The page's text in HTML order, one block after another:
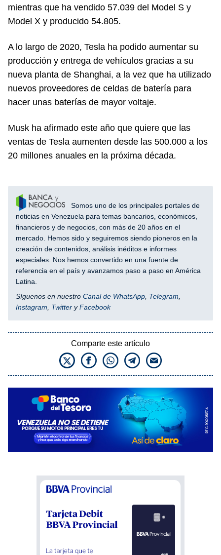
mientras que ha vendido 57.039 del Model S y
Model X y producido 54.805.
A lo largo de 2020, Tesla ha podido aumentar su
producción y entrega de vehículos gracias a su
nueva planta de Shanghai, a la vez que ha utilizado
nuevos proveedores de celdas de batería para
hacer unas baterías de mayor voltaje.
Musk ha afirmado este año que quiere que las
ventas de Tesla aumenten desde las 500.000 a los
20 millones anuales en la próxima década.
Somos uno de los principales portales de
noticias en Venezuela para temas bancarios, económicos,
financieros y de negocios, con más de 20 años en el
mercado. Hemos sido y seguiremos siendo pioneros en la
creación de contenidos, análisis inéditos e informes
especiales. Nos hemos convertido en una fuente de
referencia en el país y avanzamos paso a paso en América
Latina.
Síguenos en nuestro Canal de WhatsApp Telegram
Instagram
Twitter yFacebook
Comparte este artículo